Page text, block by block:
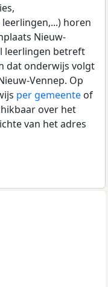
horen
Nieuw-
leerlingen betreft
dat onderwijs volgt
Vennep. Op
per gemeente of
over het
van het adres